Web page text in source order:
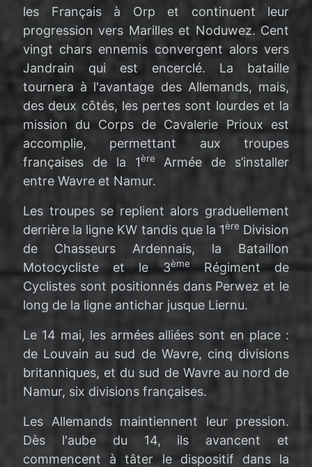
les Français à Orp et continuent leur
progression vers Marilles et Noduwez. Cent
vingt chars ennemis convergent alors vers
Jandrain qui est encerclé. La bataille
tournera à l'avantage des Allemands, mais,
des deux côtés, les pertes sont lourdes et la
mission du Corps de Cavalerie Prioux est
accomplie, permettant aux troupes
françaises de la 1ère
Armée de s’installer
entre Wavre et Namur.
Les troupes se replient alors graduellement
derrière la ligne KW tandis que la 1ère Division
de Chasseurs Ardennais, la Bataillon
Motocycliste et le 3èmeRégiment de
Cyclistes sont positionnés dans Perwez et le
long de la ligne antichar jusque Liernu.
Le 14 mai, les armées alliées sont en place :
de Louvain au sud de Wavre, cinq divisions
britanniques, et du sud de Wavre au nord de
Namur, six divisions françaises.
Les Allemands maintiennent leur pression.
Dès l'aube du 14, ils avancent et
commencent à tâter le dispositif dans la